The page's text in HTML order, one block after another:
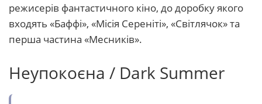
режисерів фантастичного кіно, до доробку якого
входять «Баффі», «Місія Сереніті», «Світлячок» та
перша частина «Месників».
Неупокоєна / Dark Summer